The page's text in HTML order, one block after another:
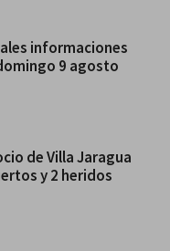
informaciones
9 agosto
de Villa Jaragua
y 2 heridos